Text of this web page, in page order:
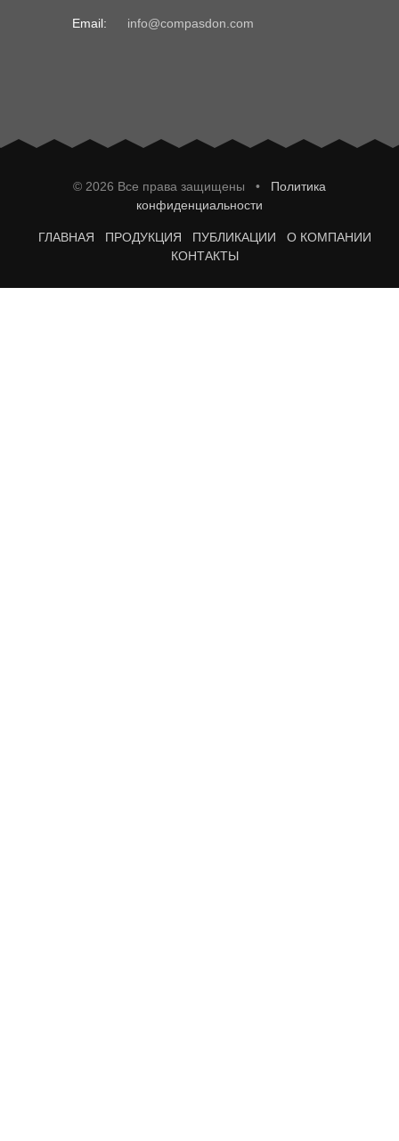
Email: info@compasdon.com
© 2026 Все права защищены • Политика
конфиденциальности
ГЛАВНАЯ ПРОДУКЦИЯ ПУБЛИКАЦИИ
О КОМПАНИИ
КОНТАКТЫ